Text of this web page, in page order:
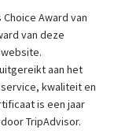
Award van
van deze
aan het
kwaliteit en
is een jaar
TripAdvisor.